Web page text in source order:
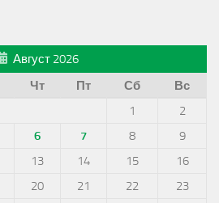
Август 2026
Чт Пт Сб
Вс
1
2
6 7 8
9
13 14 15
16
20 21 22
23